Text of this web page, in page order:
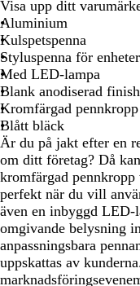
v
a
r
t
ö
d
l
å
a
n
o
n
b
r
o
n
s
a
v
s
b
l
å
Visa upp ditt
Aluminium
Kulspetspenna
Styluspenna för
Med LED-lampa
Blank anodiserad finish
Kromfärgad pennkropp
Blått bläck
Är du på jakt efter en
om ditt företag? Då
kromfärgad
perfekt när du vill
även en inbyggd LED-
omgivande belysning
anpassningsbara
uppskattas av